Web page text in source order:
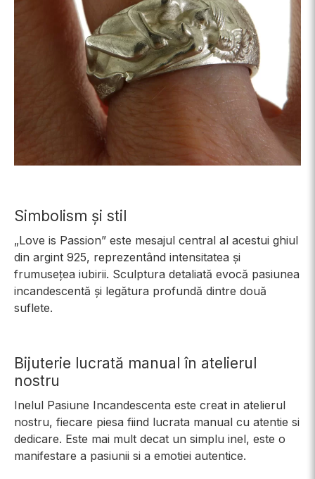
Simbolism și stil
„Love is Passion” este mesajul central al acestui ghiul
din argint 925, reprezentând intensitatea și
frumusețea iubirii. Sculptura detaliată evocă pasiunea
incandescentă și legătura profundă dintre două
suflete.
Bijuterie lucrată manual în atelierul
nostru
Inelul Pasiune Incandescenta este creat in atelierul
nostru, fiecare piesa fiind lucrata manual cu atentie si
dedicare. Este mai mult decat un simplu inel, este o
manifestare a pasiunii si a emotiei autentice.